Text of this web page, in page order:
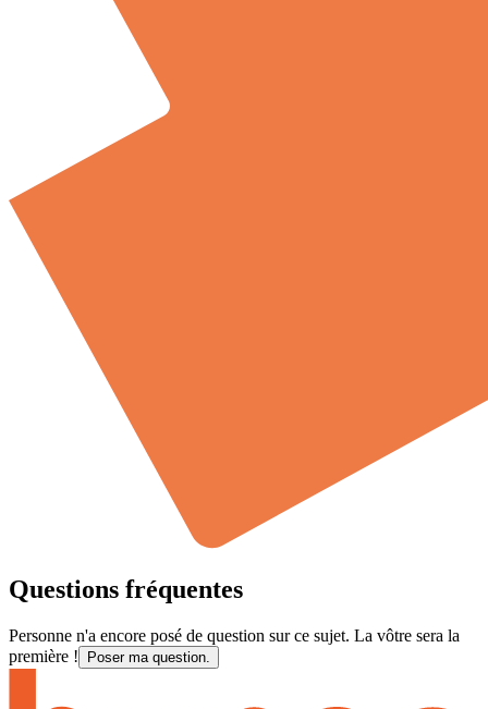
Questions fréquentes
Personne n'a encore posé de question sur ce sujet. La vôtre sera la
première !
Poser ma question.